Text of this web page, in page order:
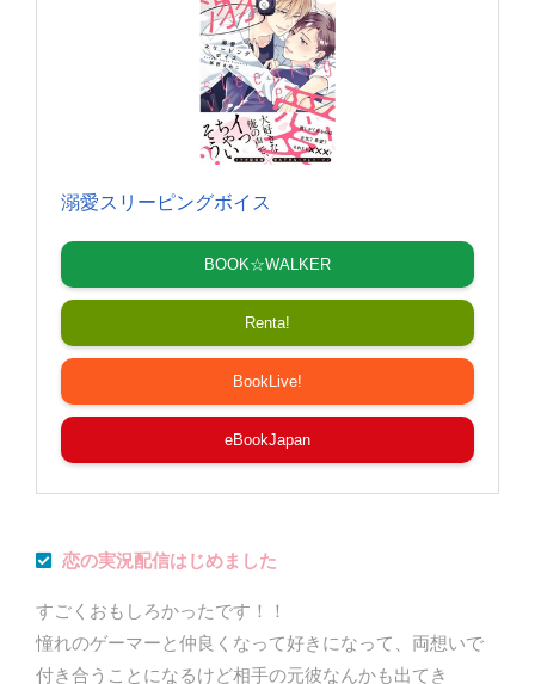
溺愛スリーピングボイス
BOOK☆WALKER
Renta!
BookLive!
eBookJapan
恋の実況配信はじめました
すごくおもしろかったです！！
憧れのゲーマーと仲良くなって好きになって、両想いで
付き合うことになるけど相手の元彼なんかも出てき